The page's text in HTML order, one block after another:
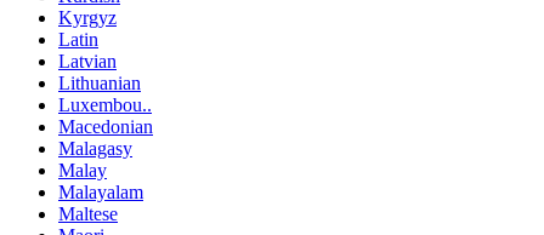
Kyrgyz
Latin
Latvian
Lithuanian
Luxembou..
Macedonian
Malagasy
Malay
Malayalam
Maltese